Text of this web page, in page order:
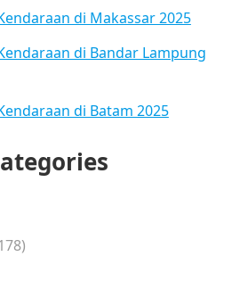
di Makassar 2025
di Bandar Lampung
di Batam 2025